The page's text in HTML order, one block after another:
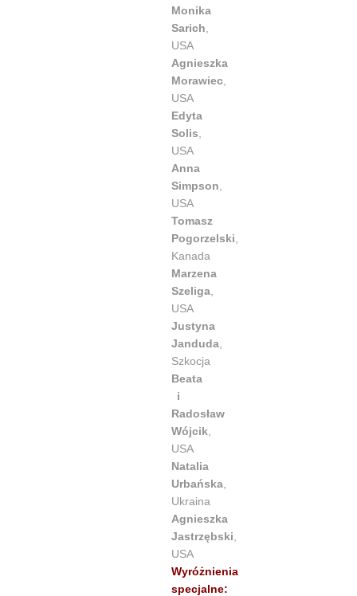
Monika
Sarich
USA
Agnieszka
Morawiec
USA
Edyta
Solis
USA
Anna
Simpson
USA
Tomasz
Pogorzelski
Kanada
Marzena
Szeliga
USA
Justyna
Janduda
Szkocja
Beata
i
Radosław
Wójcik
USA
Natalia
Urbańska
Ukraina
Agnieszka
Jastrzębski
USA
Wyróżnienia
specjalne: